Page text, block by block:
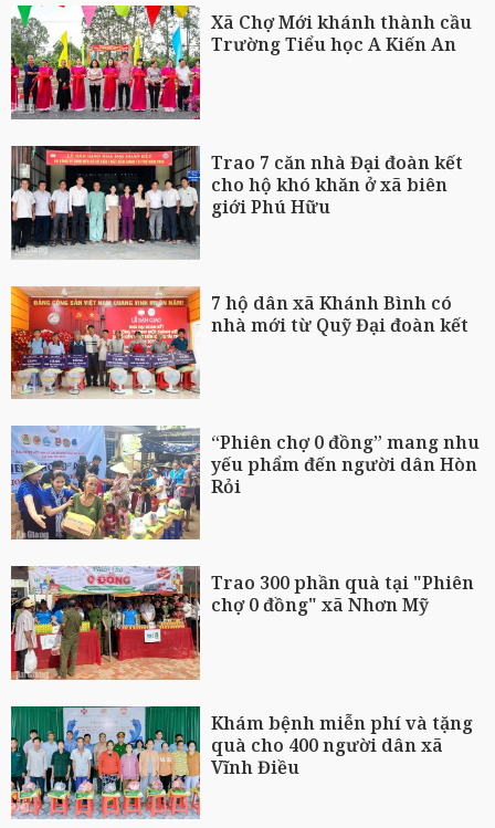
Xã Chợ Mới khánh thành cầu
Trường Tiểu học A Kiến An
Trao 7 căn nhà Đại đoàn kết
cho hộ khó khăn ở xã biên
giới Phú Hữu
7 hộ dân xã Khánh Bình có
nhà mới từ Quỹ Đại đoàn kết
“Phiên chợ 0 đồng” mang nhu
yếu phẩm đến người dân Hòn
Rỏi
Trao 300 phần quà tại "Phiên
chợ 0 đồng" xã Nhơn Mỹ
Khám bệnh miễn phí và tặng
quà cho 400 người dân xã
Vĩnh Điều